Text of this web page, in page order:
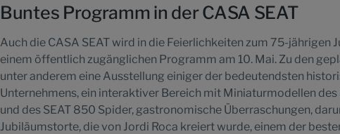
Buntes Programm in der CASA SEAT
Auch die CASA SEAT wird in die Feierlichkeiten zum 75-jährigen
einem öffentlich zugänglichen Programm am 10. Mai. Zu den
unter anderem eine Ausstellung einiger der bedeutendsten
Unternehmens, ein interaktiver Bereich mit Miniaturmodellen des
und des SEAT 850 Spider, gastronomische Überraschungen,
Jubiläumstorte, die von Jordi Roca kreiert wurde, einem der